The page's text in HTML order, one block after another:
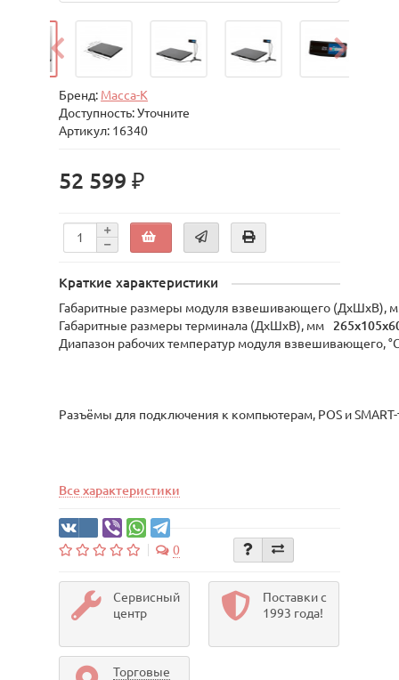
Бренд: Масса-К
Доступность: Уточните
Артикул: 16340
52 599 ₽
Краткие характеристики
Габаритные размеры модуля взвешивающего (ДхШхВ),
Габаритные размеры терминала (ДхШхВ), мм
Диапазон рабочих температур модуля взвешивающего,
Разъёмы для подключения к компьютерам, POS и
Все характеристики
0
Сервисный
центр
Поставки с
1993 года!
Торговые